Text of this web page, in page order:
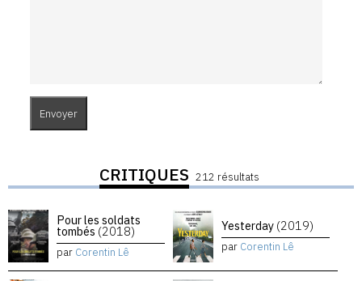
CRITIQUES 212 résultats
Pour les soldats
tombés (2018)
par Corentin Lê
Yesterday (2019)
par Corentin Lê